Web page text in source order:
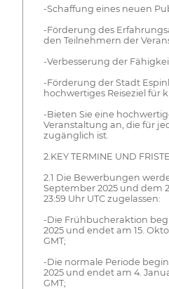
-Schaffung eines neuen
-Förderung des
den Teilnehmern der
-Verbesserung der
-Förderung der Stadt
hochwertiges Reiseziel für
-Bieten Sie eine
Veranstaltung an, die für
zugänglich ist.
2.KEY TERMINE UND
2.1 Die Bewerbungen
September 2025 und dem
23:59 Uhr UTC zugelassen:
-Die Frühbucheraktion
2025 und endet am 15.
GMT;
-Die normale Periode
2025 und endet am 4.
GMT;